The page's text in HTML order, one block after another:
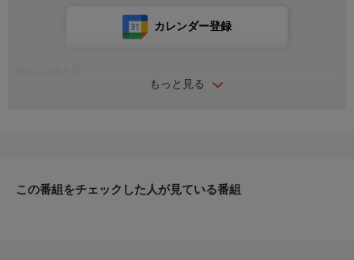
もっと見る
カレンダー登録
ォルニアの穴場ビーチまでバギーを飛ばして、忘れられない大冒
この番組をチェックした人が見ている番組